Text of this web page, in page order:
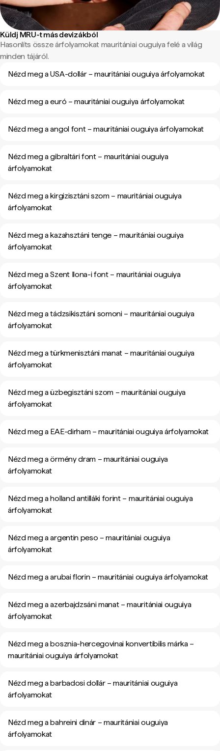
Küldj MRU-t más devizákból
Hasonlíts össze árfolyamokat mauritániai ouguiya felé a világ
minden tájáról.
Nézd meg a USA-dollár – mauritániai ouguiya árfolyamokat
Nézd meg a euró – mauritániai ouguiya árfolyamokat
Nézd meg a angol font – mauritániai ouguiya árfolyamokat
Nézd meg a gibraltári font – mauritániai ouguiya
árfolyamokat
Nézd meg a kirgizisztáni szom – mauritániai ouguiya
árfolyamokat
Nézd meg a kazahsztáni tenge – mauritániai ouguiya
árfolyamokat
Nézd meg a Szent Ilona-i font – mauritániai ouguiya
árfolyamokat
Nézd meg a tádzsikisztáni somoni – mauritániai ouguiya
árfolyamokat
Nézd meg a türkmenisztáni manat – mauritániai ouguiya
árfolyamokat
Nézd meg a üzbegisztáni szom – mauritániai ouguiya
árfolyamokat
Nézd meg a EAE-dirham – mauritániai ouguiya árfolyamokat
Nézd meg a örmény dram – mauritániai ouguiya
árfolyamokat
Nézd meg a holland antilláki forint – mauritániai ouguiya
árfolyamokat
Nézd meg a argentin peso – mauritániai ouguiya
árfolyamokat
Nézd meg a arubai florin – mauritániai ouguiya árfolyamokat
Nézd meg a azerbajdzsáni manat – mauritániai ouguiya
árfolyamokat
Nézd meg a bosznia-hercegovinai konvertibilis márka –
mauritániai ouguiya árfolyamokat
Nézd meg a barbadosi dollár – mauritániai ouguiya
árfolyamokat
Nézd meg a bahreini dinár – mauritániai ouguiya
árfolyamokat